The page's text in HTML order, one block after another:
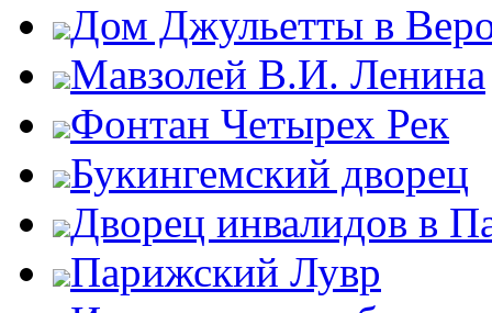
Дом Джульетты в
Мавзолей В.И. Ленина
Фонтан Четырех Рек
Букингемский дворец
Дворец инвалидов в
Парижский Лувр